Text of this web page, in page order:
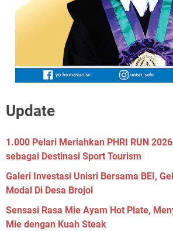
Update
1.000 Pelari Meriahkan PHRI RUN
sebagai Destinasi Sport Tourism
Galeri Investasi Unisri Bersama BEI,
Modal Di Desa Brojol
Sensasi Rasa Mie Ayam Hot Plate,
Mie dengan Kuah Steak